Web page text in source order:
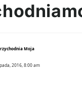
Moja
2016, 8:00 am